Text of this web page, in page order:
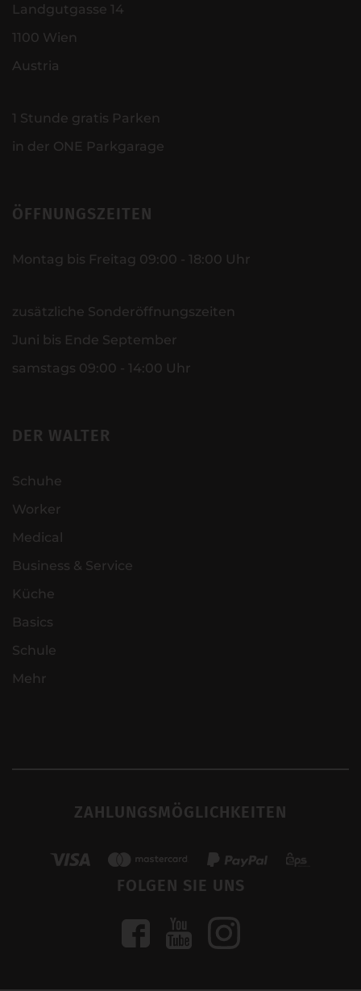
Landgutgasse 14
1100 Wien
Austria
1 Stunde gratis Parken
in der ONE Parkgarage
ÖFFNUNGSZEITEN
Montag bis Freitag 09:00 - 18:00 Uhr
zusätzliche Sonderöffnungszeiten
Juni bis Ende September
samstags 09:00 - 14:00 Uhr
DER WALTER
Schuhe
Worker
Medical
Business & Service
Küche
Basics
Schule
Mehr
ZAHLUNGSMÖGLICHKEITEN
FOLGEN SIE UNS